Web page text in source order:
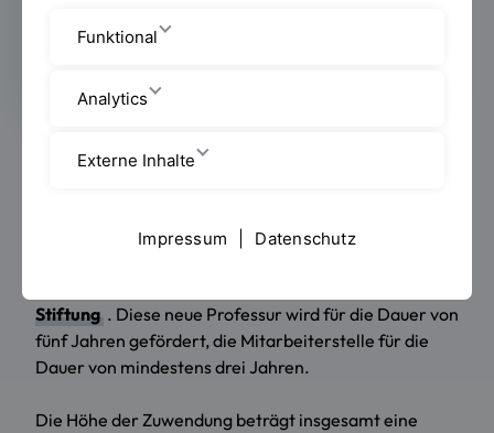
Öffentlichkeitsarbeit
An der Fakultät Maschinenbau der OTH Regensburg
Mitarbeiters für das Lehrgebiet „Künstliche
Stiftung . Diese neue Professur wird für die Dauer von
fünf Jahren gefördert, die Mitarbeiterstelle für die
Dauer von mindestens drei Jahren.
Die Höhe der Zuwendung beträgt insgesamt eine
Funktional
Analytics
Externe Inhalte
Impressum Datenschutz